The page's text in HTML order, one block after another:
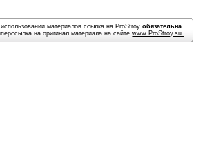
материалов ссылка на ProStroyобязательна.
на оригинал материала на сайтеwww.ProStroy.su.